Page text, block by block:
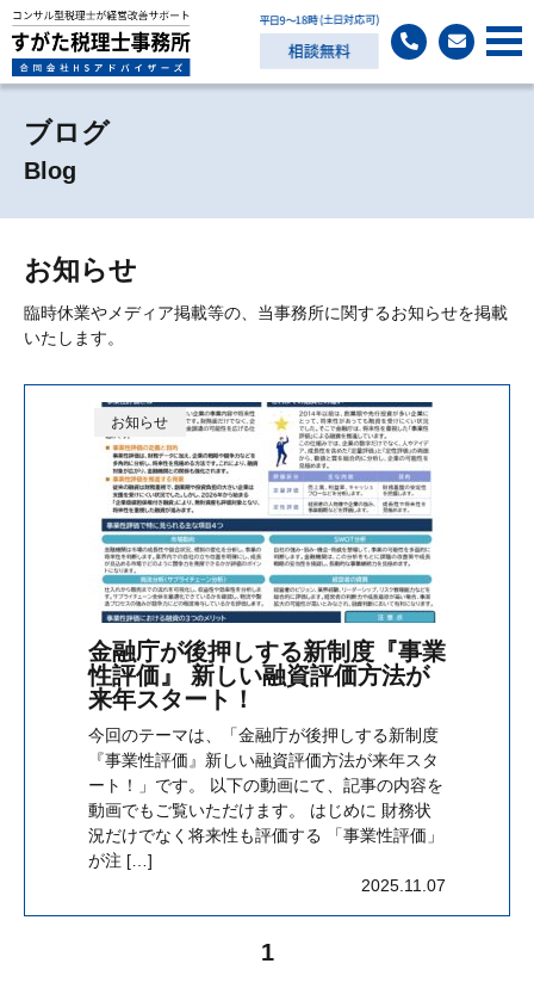
ブログ
Blog
お知らせ
臨時休業やメディア掲載等の、当事務所に関するお知らせを掲載
いたします。
お知らせ
金融庁が後押しする新制度『事業
性評価』 新しい融資評価方法が
来年スタート！
今回のテーマは、「金融庁が後押しする新制度
『事業性評価』新しい融資評価方法が来年スタ
ート！」です。 以下の動画にて、記事の内容を
動画でもご覧いただけます。 はじめに 財務状
況だけでなく将来性も評価する 「事業性評価」
が注 […]
2025.11.07
1